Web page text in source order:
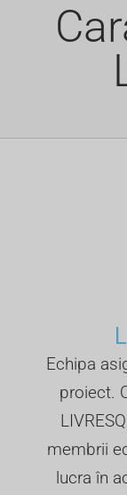
Echipa
proiect.
membrii
lucra în